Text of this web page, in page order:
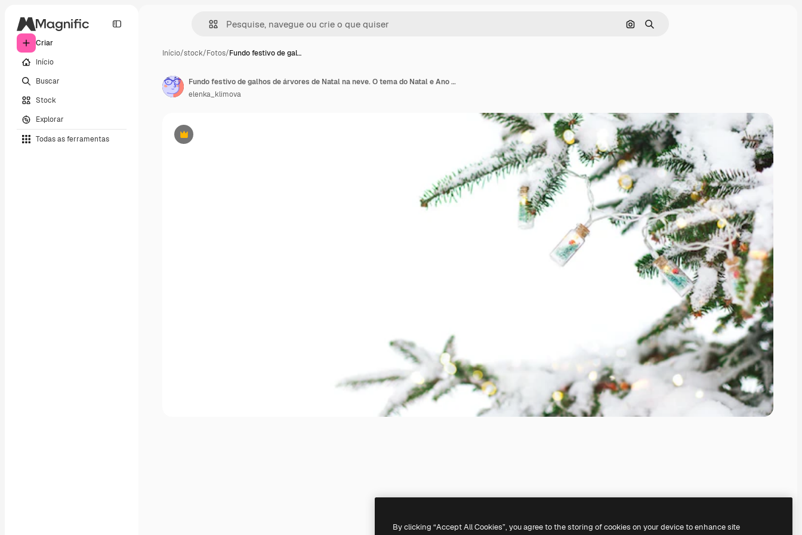
Criar
Início
Buscar
Stock
Explorar
Todas as ferramentas
Pesquisar por imagem
Buscar
Início/stock/Fotos/Fundo festivo de gal…
Premium
Fundo festivo de galhos de árvores de Natal na neve. O tema do Natal e Ano Novo. Layout plano, vista superior
elenka_klimova
By clicking “Accept All Cookies”, you agree to the storing of cookies on your device to enhance site